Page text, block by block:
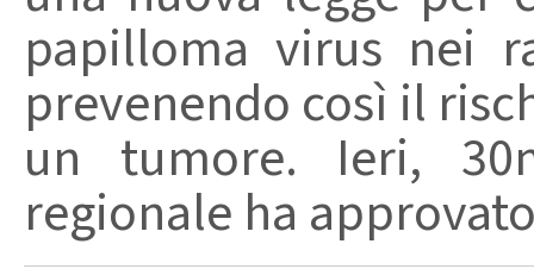
papilloma virus nei
prevenendo così il
un tumore. Ieri,
regionale ha